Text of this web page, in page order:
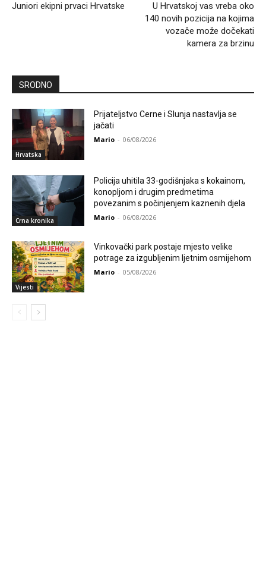
Juniori ekipni prvaci Hrvatske
U Hrvatskoj vas vreba oko
140 novih pozicija na kojima
vozače može dočekati
kamera za brzinu
SRODNO
Hrvatska
Prijateljstvo Cerne i Slunja nastavlja se
jačati
Mario - 06/08/2026
Crna kronika
Policija uhitila 33-godišnjaka s kokainom,
konopljom i drugim predmetima
povezanim s počinjenjem kaznenih djela
Mario - 06/08/2026
Vijesti
Vinkovački park postaje mjesto velike
potrage za izgubljenim ljetnim osmijehom
Mario - 05/08/2026